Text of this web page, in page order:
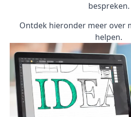
bespreken.
Ontdek hieronder meer over
helpen.